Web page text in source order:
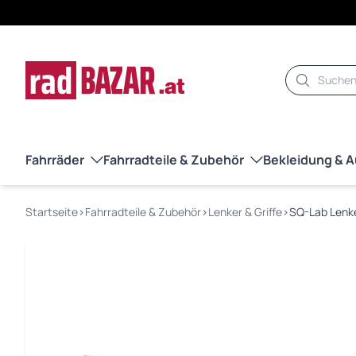
Suche
Fahrräder Fahrradteile & Zubehör Bekleidung &
Startseite›Fahrradteile & Zubehör›Lenker & Griffe›SQ-Lab